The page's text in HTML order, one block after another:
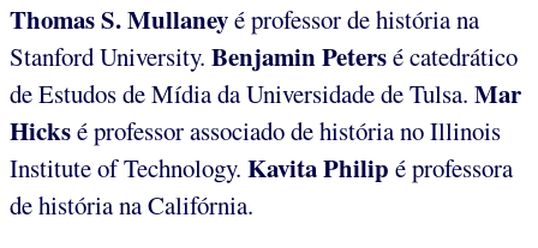
Thomas S. Mullaneyé professor de história na
Stanford University. Benjamin Petersé catedrático
de Estudos de Mídia da Universidade de Tulsa. Mar
Hicksé professor associado de história no Illinois
Institute of Technology. Kavita Philip é professora
de história na Califórnia.